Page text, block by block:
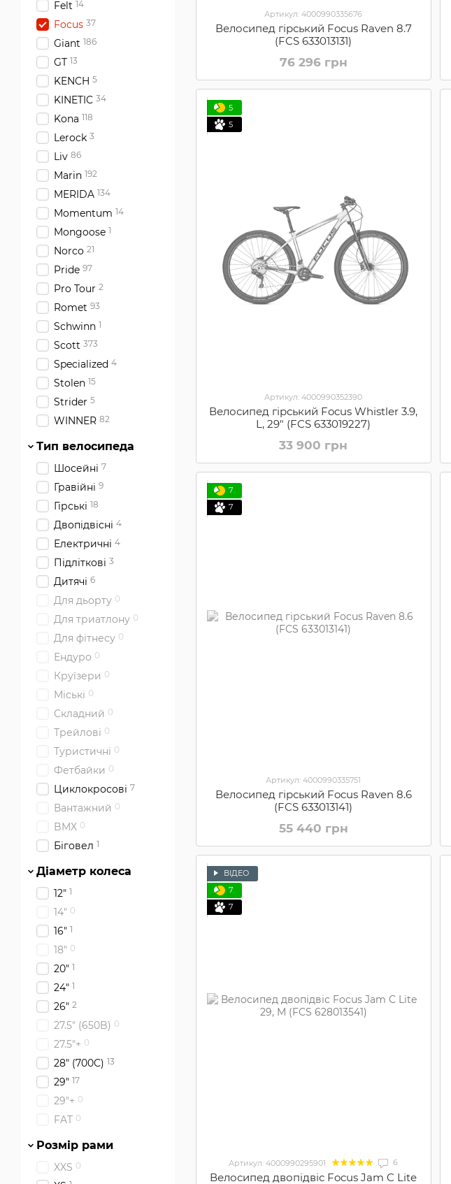
Артикул: 4000990335676
Велосипед гірський Focus Raven 8.7
(FCS 633013131)
76 296 грн
5
5
Артикул: 4000990352390
Велосипед гірський Focus Whistler 3.9,
L, 29" (FCS 633019227)
33 900 грн
7
7
Артикул: 4000990335751
Велосипед гірський Focus Raven 8.6
(FCS 633013141)
55 440 грн
ВІДЕО
7
7
Артикул: 4000990295901 6
Велосипед двопідвіс Focus Jam C Lite
Felt 14
Focus 37
Giant 186
GT 13
KENCH 5
KINETIC 34
Kona 118
Lerock 3
Liv 86
Marin 192
MERIDA 134
Momentum 14
Mongoose 1
Norco 21
Pride 97
Pro Tour 2
Romet 93
Schwinn 1
Scott 373
Specialized 4
Stolen 15
Strider 5
WINNER 82
Тип велосипеда
Шосейні 7
Гравійні 9
Гірські 18
Двопідвісні 4
Електричні 4
Підліткові 3
Дитячі 6
Для дьорту 0
Для триатлону 0
Для фітнесу 0
Ендуро 0
Круїзери 0
Міські 0
Складний 0
Трейлові 0
Туристичні 0
Фетбайки 0
Циклокросові 7
Вантажний 0
BMX 0
Біговел 1
Діаметр колеса
12" 1
14" 0
16" 1
18" 0
20" 1
24" 1
26" 2
27.5" (650B) 0
27.5"+ 0
28" (700С) 13
29" 17
29"+ 0
FAT 0
Розмір рами
XXS 0